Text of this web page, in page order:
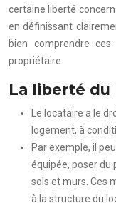
certaine liberté
en définissant
bien comprendre
propriétaire.
La liberté du
Le locataire a le
logement, à
Par exemple, il
équipée, poser du
sols et murs. Ces
à la structure du